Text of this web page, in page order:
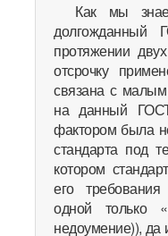
Как мы
долгожданный
протяжении
отсрочку
связана с малым
на данный
фактором была
стандарта под
котором
его
одной только
недоумение)), да